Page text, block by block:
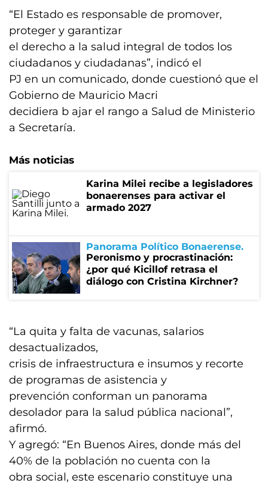
“El Estado es responsable de promover,
proteger y garantizar
el derecho a la salud integral de todos los
ciudadanos y ciudadanas”, indicó el
PJ en un comunicado, donde cuestionó que el
Gobierno de Mauricio Macri
decidiera b ajar el rango a Salud de Ministerio
a Secretaría.
Más noticias
Karina Milei recibe a legisladores
bonaerenses para activar el
armado 2027
Panorama Político Bonaerense
Peronismo y procrastinación:
¿por qué Kicillof retrasa el
diálogo con Cristina Kirchner?
“La quita y falta de vacunas, salarios
desactualizados,
crisis de infraestructura e insumos y recorte
de programas de asistencia y
prevención conforman un panorama
desolador para la salud pública nacional”,
afirmó.
Y agregó: “En Buenos Aires, donde más del
40% de la población no cuenta con la
obra social, este escenario constituye una